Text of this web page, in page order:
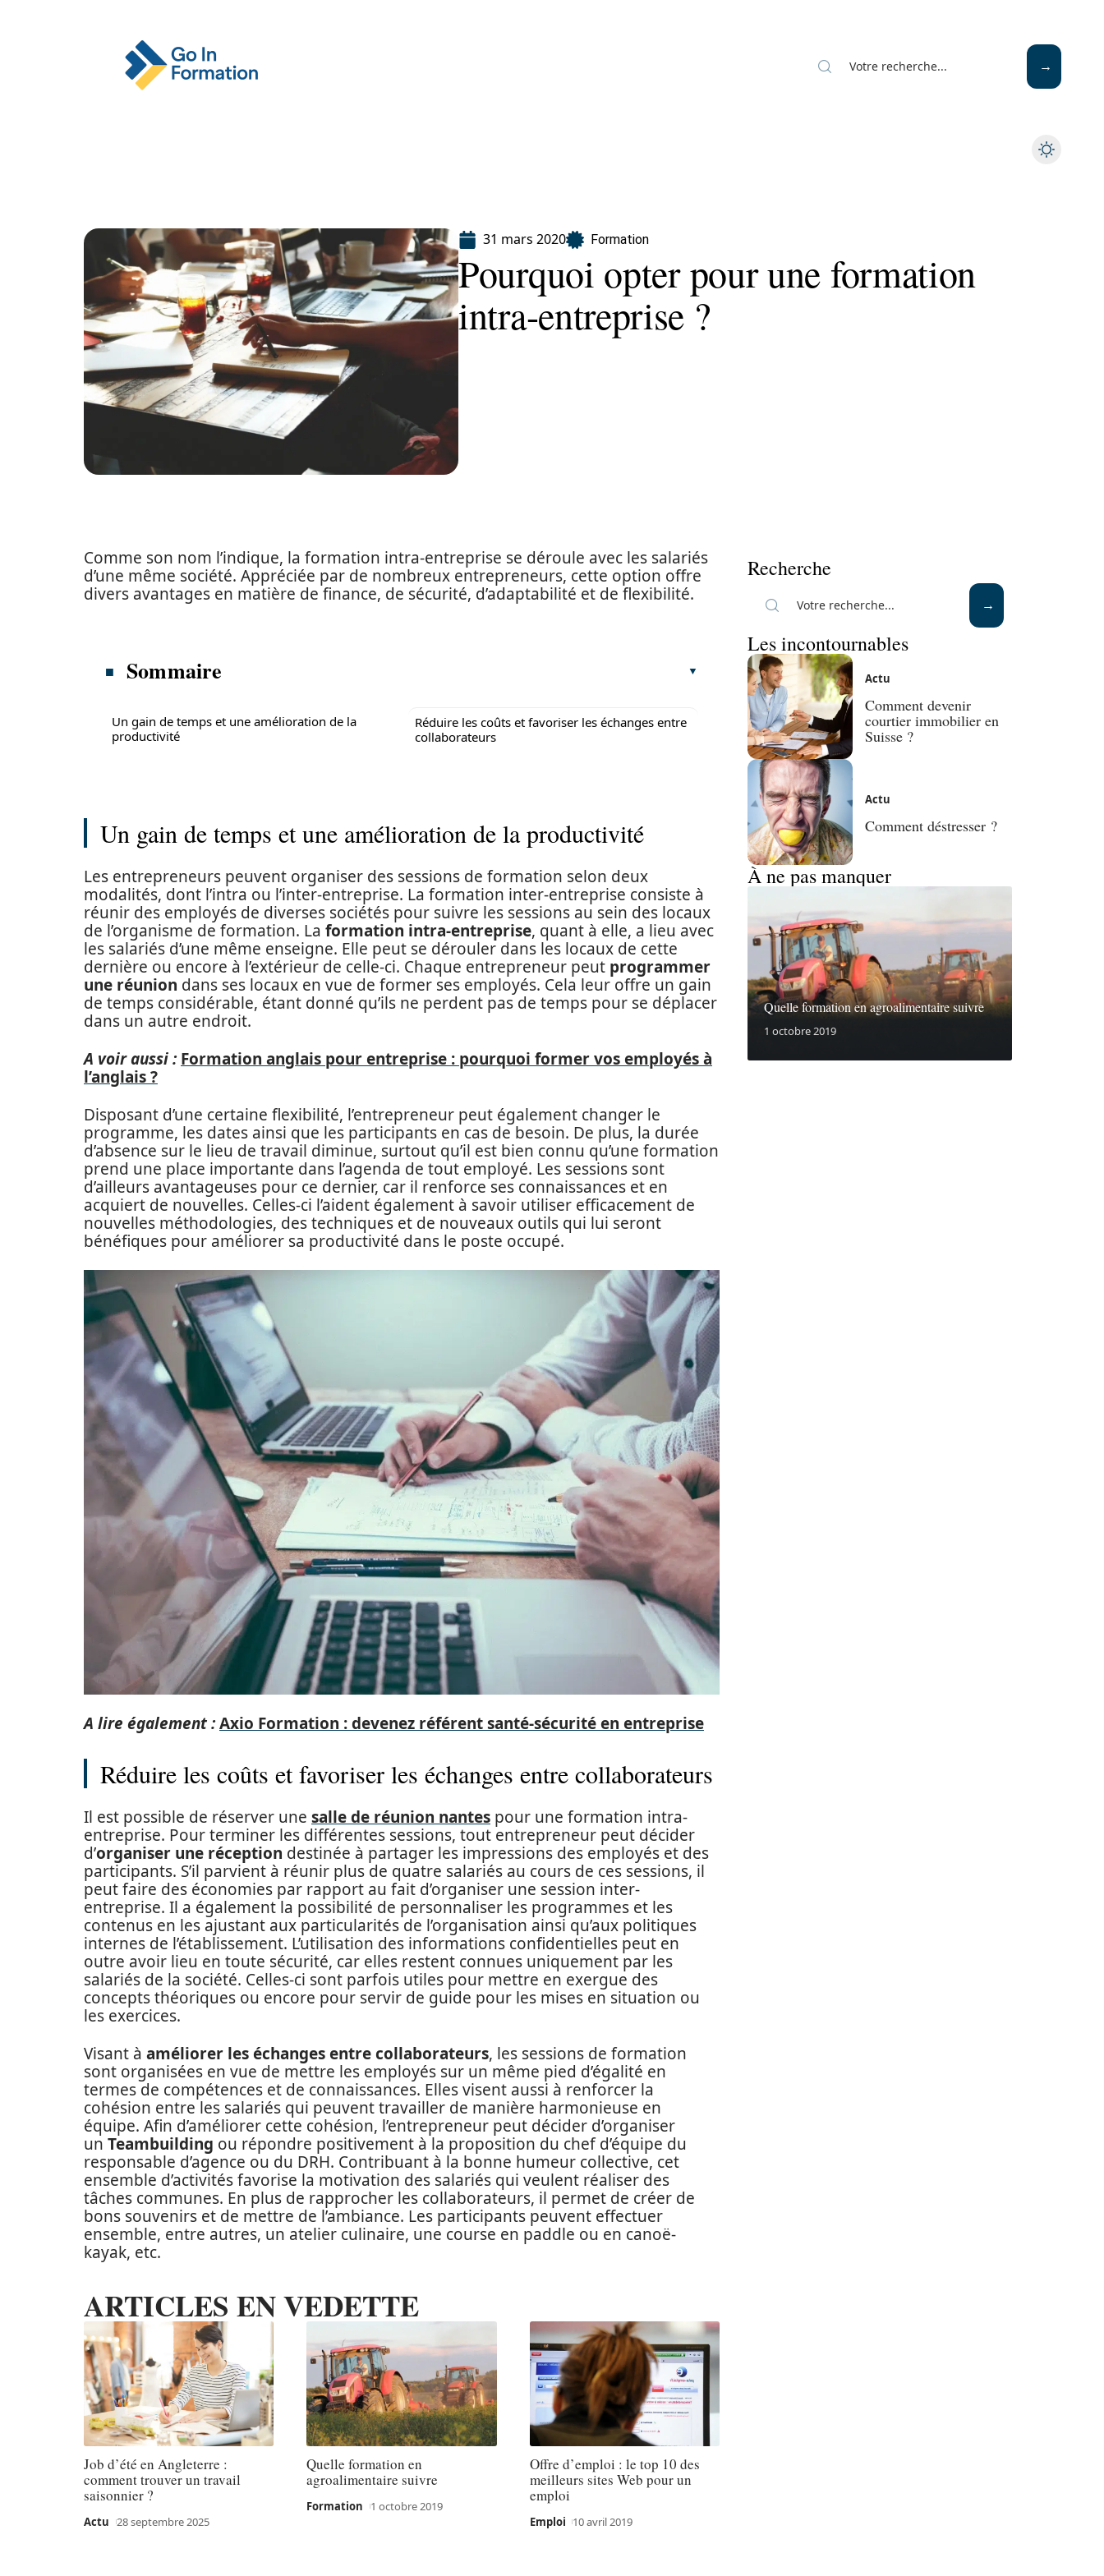
31 mars 2020 Formation
Pourquoi opter pour une formation
intra-entreprise ?
Comme son nom l’indique, la formation intra-entreprise se déroule avec les salariés
d’une même société. Appréciée par de nombreux entrepreneurs, cette option offre
divers avantages en matière de finance, de sécurité, d’adaptabilité et de flexibilité.
Sommaire
Un gain de temps et une amélioration de la
productivité
Réduire les coûts et favoriser les échanges entre
collaborateurs
Un gain de temps et une amélioration de la productivité
Les entrepreneurs peuvent organiser des sessions de formation selon deux
modalités, dont l’intra ou l’inter-entreprise. La formation inter-entreprise consiste à
réunir des employés de diverses sociétés pour suivre les sessions au sein des locaux
de l’organisme de formation. La formation intra-entreprise, quant à elle, a lieu avec
les salariés d’une même enseigne. Elle peut se dérouler dans les locaux de cette
dernière ou encore à l’extérieur de celle-ci. Chaque entrepreneur peut programmer
une réunion dans ses locaux en vue de former ses employés. Cela leur offre un gain
de temps considérable, étant donné qu’ils ne perdent pas de temps pour se déplacer
dans un autre endroit.
A voir aussi : Formation anglais pour entreprise : pourquoi former vos employés à
l’anglais ?
Disposant d’une certaine flexibilité, l’entrepreneur peut également changer le
programme, les dates ainsi que les participants en cas de besoin. De plus, la durée
d’absence sur le lieu de travail diminue, surtout qu’il est bien connu qu’une formation
prend une place importante dans l’agenda de tout employé. Les sessions sont
d’ailleurs avantageuses pour ce dernier, car il renforce ses connaissances et en
acquiert de nouvelles. Celles-ci l’aident également à savoir utiliser efficacement de
nouvelles méthodologies, des techniques et de nouveaux outils qui lui seront
bénéfiques pour améliorer sa productivité dans le poste occupé.
A lire également :Axio Formation : devenez référent santé-sécurité en entreprise
Réduire les coûts et favoriser les échanges entre collaborateurs
Il est possible de réserver une salle de réunion nantes pour une formation intra-
entreprise. Pour terminer les différentes sessions, tout entrepreneur peut décider
d’organiser une réception destinée à partager les impressions des employés et des
participants. S’il parvient à réunir plus de quatre salariés au cours de ces sessions, il
peut faire des économies par rapport au fait d’organiser une session inter-
entreprise. Il a également la possibilité de personnaliser les programmes et les
contenus en les ajustant aux particularités de l’organisation ainsi qu’aux politiques
internes de l’établissement. L’utilisation des informations confidentielles peut en
outre avoir lieu en toute sécurité, car elles restent connues uniquement par les
salariés de la société. Celles-ci sont parfois utiles pour mettre en exergue des
concepts théoriques ou encore pour servir de guide pour les mises en situation ou
les exercices.
Visant à améliorer les échanges entre collaborateurs, les sessions de formation
sont organisées en vue de mettre les employés sur un même pied d’égalité en
termes de compétences et de connaissances. Elles visent aussi à renforcer la
cohésion entre les salariés qui peuvent travailler de manière harmonieuse en
équipe. Afin d’améliorer cette cohésion, l’entrepreneur peut décider d’organiser
un Teambuilding ou répondre positivement à la proposition du chef d’équipe du
responsable d’agence ou du DRH. Contribuant à la bonne humeur collective, cet
ensemble d’activités favorise la motivation des salariés qui veulent réaliser des
tâches communes. En plus de rapprocher les collaborateurs, il permet de créer de
bons souvenirs et de mettre de l’ambiance. Les participants peuvent effectuer
ensemble, entre autres, un atelier culinaire, une course en paddle ou en canoë-
kayak, etc.
ARTICLES EN VEDETTE
Job d’été en Angleterre :
comment trouver un travail
saisonnier ?
Actu 28 septembre 2025
Quelle formation en
agroalimentaire suivre
Formation 1 octobre 2019
Offre d’emploi : le top 10 des
meilleurs sites Web pour un
emploi
Emploi 10 avril 2019
Recherche
Les incontournables
Actu
Comment devenir
courtier immobilier en
Suisse ?
Actu
Comment déstresser ?
À ne pas manquer
Quelle formation en agroalimentaire suivre
1 octobre 2019